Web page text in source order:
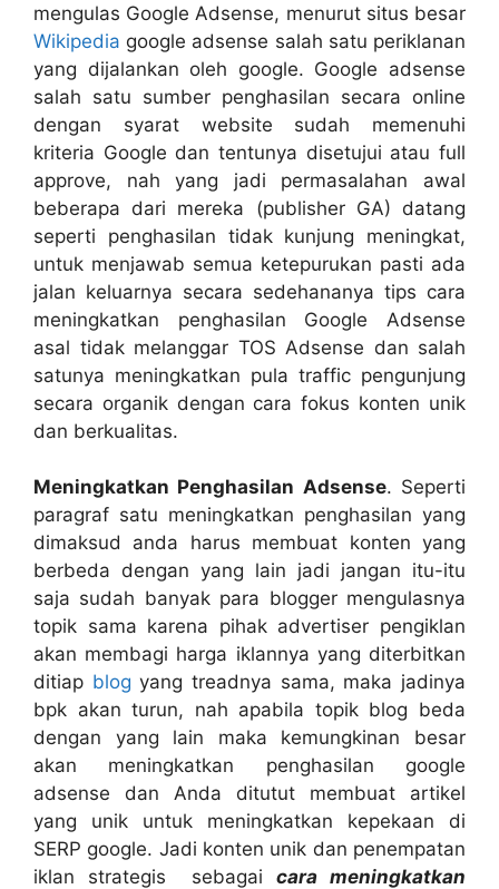
mengulas Google Adsense, menurut situs besar
Wikipedia google adsense salah satu periklanan
yang dijalankan oleh google. Google adsense
salah satu sumber penghasilan secara online
dengan syarat website sudah memenuhi
kriteria Google dan tentunya disetujui atau full
approve, nah yang jadi permasalahan awal
beberapa dari mereka (publisher GA) datang
seperti penghasilan tidak kunjung meningkat,
untuk menjawab semua ketepurukan pasti ada
jalan keluarnya secara sedehananya tips cara
meningkatkan penghasilan Google Adsense
asal tidak melanggar TOS Adsense dan salah
satunya meningkatkan pula traffic pengunjung
secara organik dengan cara fokus konten unik
dan berkualitas.
Meningkatkan Penghasilan Adsense. Seperti
paragraf satu meningkatkan penghasilan yang
dimaksud anda harus membuat konten yang
berbeda dengan yang lain jadi jangan itu-itu
saja sudah banyak para blogger mengulasnya
topik sama karena pihak advertiser pengiklan
akan membagi harga iklannya yang diterbitkan
ditiap blog yang treadnya sama, maka jadinya
bpk akan turun, nah apabila topik blog beda
dengan yang lain maka kemungkinan besar
akan meningkatkan penghasilan google
adsense dan Anda ditutut membuat artikel
yang unik untuk meningkatkan kepekaan di
SERP google. Jadi konten unik dan penempatan
iklan strategis sebagaicara meningkatkan